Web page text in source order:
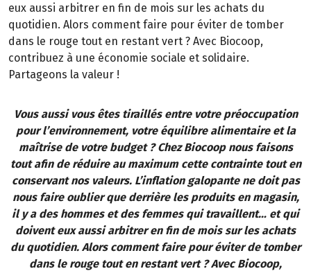
eux aussi arbitrer en fin de mois sur les achats du
quotidien. Alors comment faire pour éviter de tomber
dans le rouge tout en restant vert ? Avec Biocoop,
contribuez à une économie sociale et solidaire.
Partageons la valeur !
Vous aussi vous êtes tiraillés entre votre préoccupation
pour l’environnement, votre équilibre alimentaire et la
maîtrise de votre budget ? Chez Biocoop nous faisons
tout afin de réduire au maximum cette contrainte tout en
conservant nos valeurs. L’inflation galopante ne doit pas
nous faire oublier que derrière les produits en magasin,
il y a des hommes et des femmes qui travaillent… et qui
doivent eux aussi arbitrer en fin de mois sur les achats
du quotidien. Alors comment faire pour éviter de tomber
dans le rouge tout en restant vert ? Avec Biocoop,